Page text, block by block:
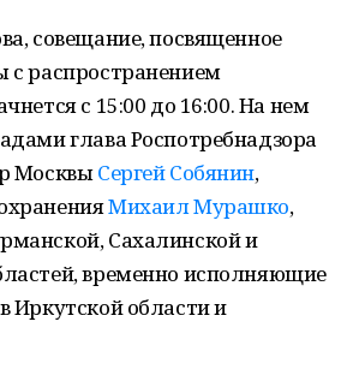
совещание, посвященное
с распространением
с 15:00 до 16:00. На нем
глава Роспотребнадзора
МосквыСергей Собянин,
Михаил Мурашко,
Сахалинской и
временно исполняющие
Иркутской области и